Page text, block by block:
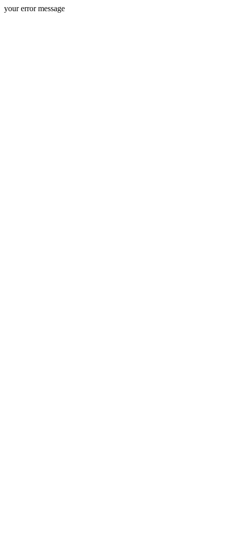
your error message